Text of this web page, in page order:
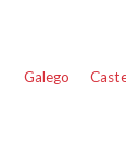
Galego